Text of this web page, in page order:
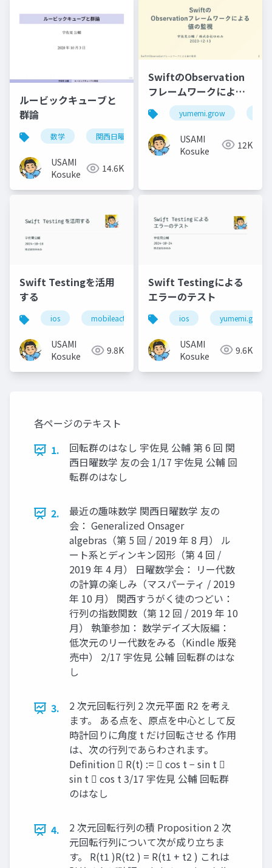
ルービックキューブと
群論
数学 関西日曜数学友の会
USAMI
Kosuke
14.6K
SwiftのObservation
フレームワークによる
値の監視yumemi.grow
USAMI
Kosuke
12K
Swift Testingを活用
する
ios mobileact
USAMI
Kosuke
9.8K
Swift Testingによる
エラーのテスト
ios yumemi.grow
USAMI
Kosuke
9.6K
各ページのテキスト
1.
回転群のはなし 宇佐見 公輔 第 6 回 関
西日曜数学 友の会 1/17 宇佐見 公輔 回
転群のはなし
2.
最近の趣味数学 関西日曜数学 友の
会： Generalized Onsager
algebras（第 5 回 / 2019 年 8 月） ル
ート系とディンキン図形（第 4 回 /
2019 年 4 月） 日曜数学会： リー代数
の計算の楽しみ（マスパーティ / 2019
年 10 月） 関西すうがく徒のつどい：
行列の指数関数（第 12 回 / 2019 年 10
月） 執筆参加： 数学デイズ大阪編：
低次元のリー代数をみる（Kindle 版発
売中） 2/17 宇佐見 公輔 回転群のはな
し
3.
2 次元回転行列 2 次元平面 R2 を考え
ます。 ある点を、原点を中心として反
時計回りに角度 t だけ回転させる 作用
は、次の行列であらわされます。
Definition  R(t) :=  cos t − sin t 
sin t  cos t 3/17 宇佐見 公輔 回転群
のはなし
4.
2 次元回転行列の積 Proposition 2 次
元回転行列について次が成り立ちま
す。 R(t1 )R(t2 ) = R(t1 + t2 ) これは